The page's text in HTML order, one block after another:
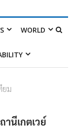
WORLD
ยม
านีเกตเวย์